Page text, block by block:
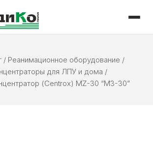
/ Реанимационное оборудование /
для ЛПУ и дома /
(Centrox) MZ-30 “МЗ-30”